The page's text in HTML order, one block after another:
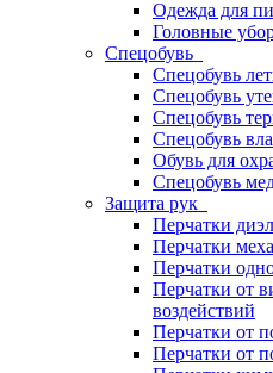
Одежда для
Головные
Спецобувь
Спецобувь
Спецобувь
Спецобувь
Спецобувь
Обувь для
Спецобувь
Защита рук
Перчатки
Перчатки
Перчатки
Перчатки от
воздействий
Перчатки от
Перчатки от